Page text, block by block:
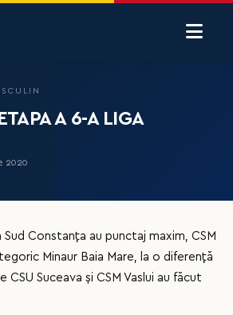
A 6-A LIGA
2020
Constanța au punctaj maxim, CSM
Minaur Baia Mare, la o diferență
Suceava și CSM Vaslui au făcut